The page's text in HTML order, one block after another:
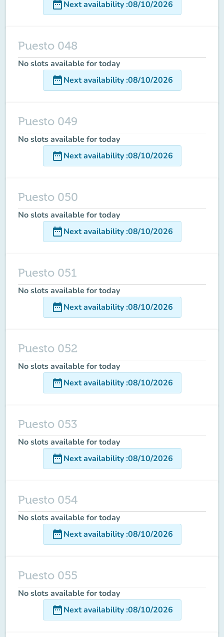
date_rangeNext availability:08/10/2026
Puesto 048
No slots available for today
date_rangeNext availability:08/10/2026
Puesto 049
No slots available for today
date_rangeNext availability:08/10/2026
Puesto 050
No slots available for today
date_rangeNext availability:08/10/2026
Puesto 051
No slots available for today
date_rangeNext availability:08/10/2026
Puesto 052
No slots available for today
date_rangeNext availability:08/10/2026
Puesto 053
No slots available for today
date_rangeNext availability:08/10/2026
Puesto 054
No slots available for today
date_rangeNext availability:08/10/2026
Puesto 055
No slots available for today
date_rangeNext availability:08/10/2026